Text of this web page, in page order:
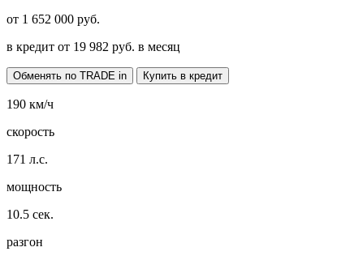
от 1 652 000 руб.
в кредит от 19 982 руб. в месяц
Обменять по TRADE in Купить в кредит
190 км/ч
скорость
171 л.с.
мощность
10.5 сек.
разгон